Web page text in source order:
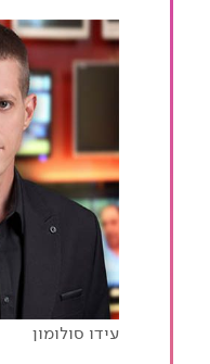
סוף עידן
שינויים
עידו סולומון